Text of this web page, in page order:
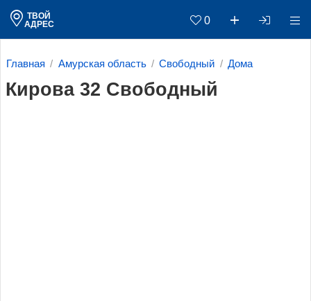
ТВОЙ
АДРЕС
0
Главная Амурская область Свободный Дома
Кирова 32 Свободный